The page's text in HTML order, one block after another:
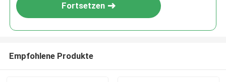
Fortsetzen
Empfohlene Produkte